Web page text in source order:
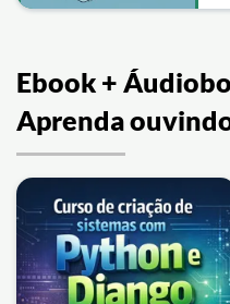
Ebook +
Aprenda